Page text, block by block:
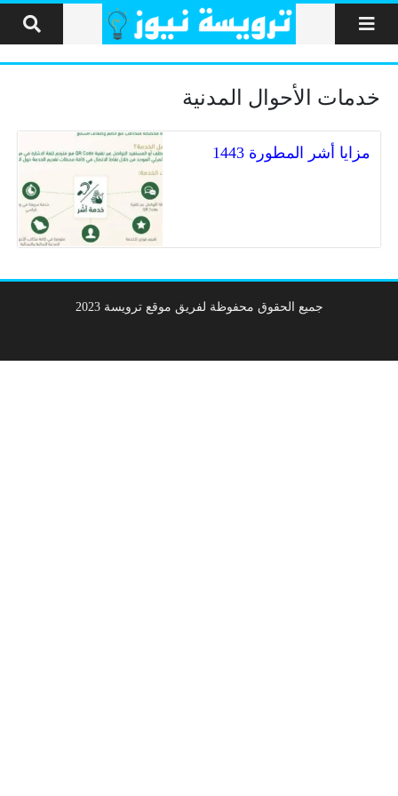
التخطي إلى المحتوى
خدمات الأحوال المدنية
مزايا أشر المطورة 1443
جميع الحقوق محفوظة لفريق موقع ترويسة 2023